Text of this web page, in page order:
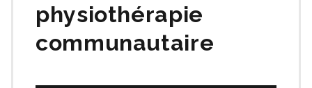
physiothérapie
communautaire